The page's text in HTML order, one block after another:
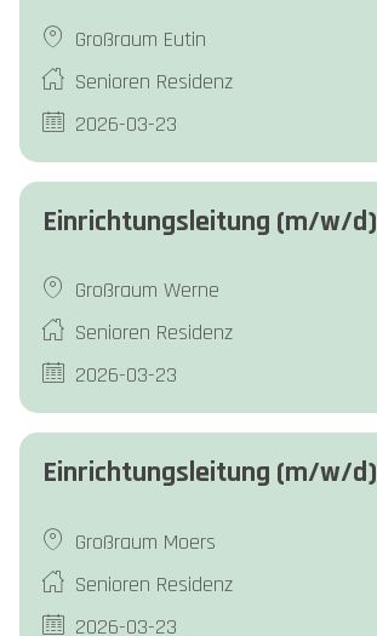
Großraum Eutin
Senioren Residenz
2026-03-23
Einrichtungsleitung (m/w/d)
Großraum Werne
Senioren Residenz
2026-03-23
Einrichtungsleitung (m/w/d)
Großraum Moers
Senioren Residenz
2026-03-23